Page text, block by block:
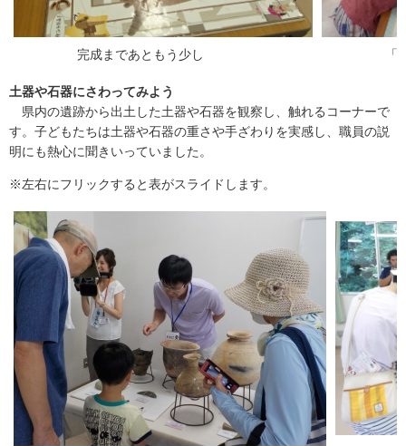
完成まであともう少し 「三重の
土器や石器にさわってみよう
県内の遺跡から出土した土器や石器を観察し、触れるコーナーで
す。子どもたちは土器や石器の重さや手ざわりを実感し、職員の説
明にも熱心に聞きいっていました。
※左右にフリックすると表がスライドします。